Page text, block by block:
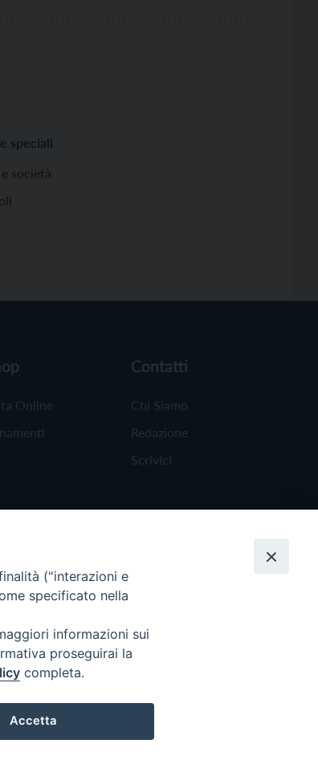
speciali
società
Online
Contatti
Chi Siamo
Redazione
Scrivici
("interazioni e
specificato nella
informazioni sui
proseguirai la
completa.
Accetta